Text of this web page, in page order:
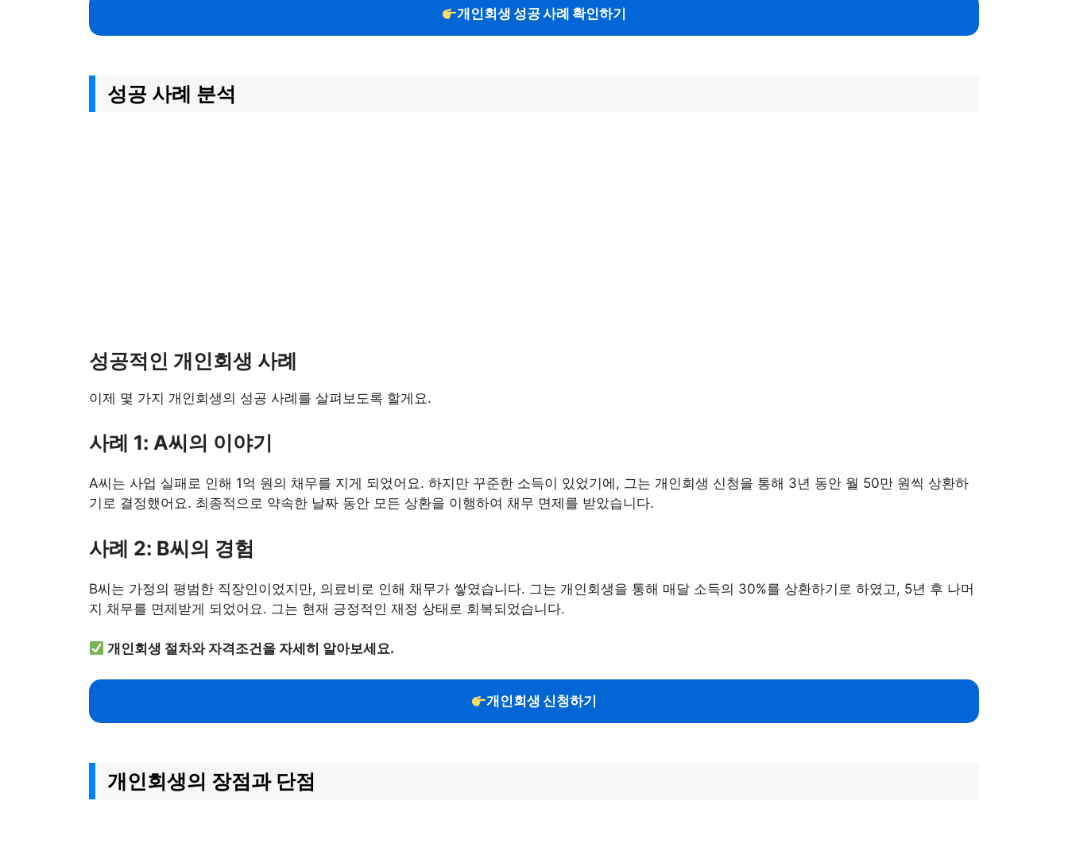
개인회생 성공 사례 확인하기
성공 사례 분석
성공적인 개인회생 사례
이제 몇 가지 개인회생의 성공 사례를 살펴보도록 할게요.
사례 1: A씨의 이야기
A씨는 사업 실패로 인해 1억 원의 채무를 지게 되었어요. 하지만 꾸준한 소득이 있었기에, 그는 개인회생 신청을 통해 3년 동안 월 50만 원씩 상환하
기로 결정했어요. 최종적으로 약속한 날짜 동안 모든 상환을 이행하여 채무 면제를 받았습니다.
사례 2: B씨의 경험
B씨는 가정의 평범한 직장인이었지만, 의료비로 인해 채무가 쌓였습니다. 그는 개인회생을 통해 매달 소득의 30%를 상환하기로 하였고, 5년 후 나머
지 채무를 면제받게 되었어요. 그는 현재 긍정적인 재정 상태로 회복되었습니다.
개인회생 절차와 자격조건을 자세히 알아보세요.
개인회생 신청하기
개인회생의 장점과 단점